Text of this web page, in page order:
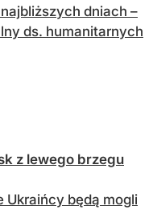
dniach –
ds. humanitarnych
z lewego brzegu
Ukraińcy będą mogli